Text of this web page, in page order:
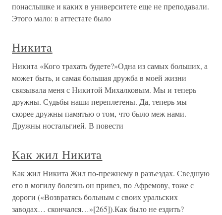
понаслышке и каких в университете еще не преподавали.
Этого мало: в аттестате было
Никита
Никита «Кого трахать будете?»Одна из самых больших, а
может быть, и самая большая дружба в моей жизни
связывала меня с Никитой Михалковым. Мы и теперь
дружны. Судьбы наши переплетены. Да, теперь мы
скорее дружны памятью о том, что было меж нами.
Дружны ностальгией. В повести
Как жил Никита
Как жил Никита Жил по-прежнему в разъездах. Сведшую
его в могилу болезнь он привез, по Афремову, тоже с
дороги («Возвратясь больным с своих уральских
заводах… скончался…»[265]).Как было не ездить?